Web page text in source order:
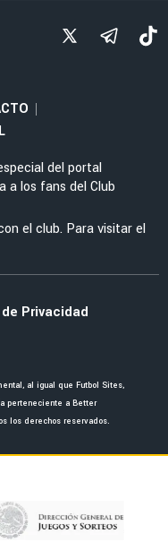
evolución de
Diego FC
día, hora y
Cup 2026